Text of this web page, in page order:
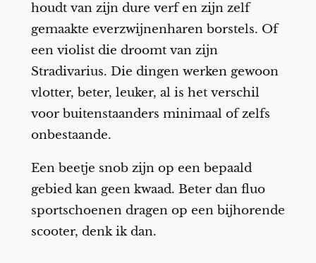
houdt van zijn dure verf en zijn zelf
gemaakte everzwijnenharen borstels. Of
een violist die droomt van zijn
Stradivarius. Die dingen werken gewoon
vlotter, beter, leuker, al is het verschil
voor buitenstaanders minimaal of zelfs
onbestaande.
Een beetje snob zijn op een bepaald
gebied kan geen kwaad. Beter dan fluo
sportschoenen dragen op een bijhorende
scooter, denk ik dan.